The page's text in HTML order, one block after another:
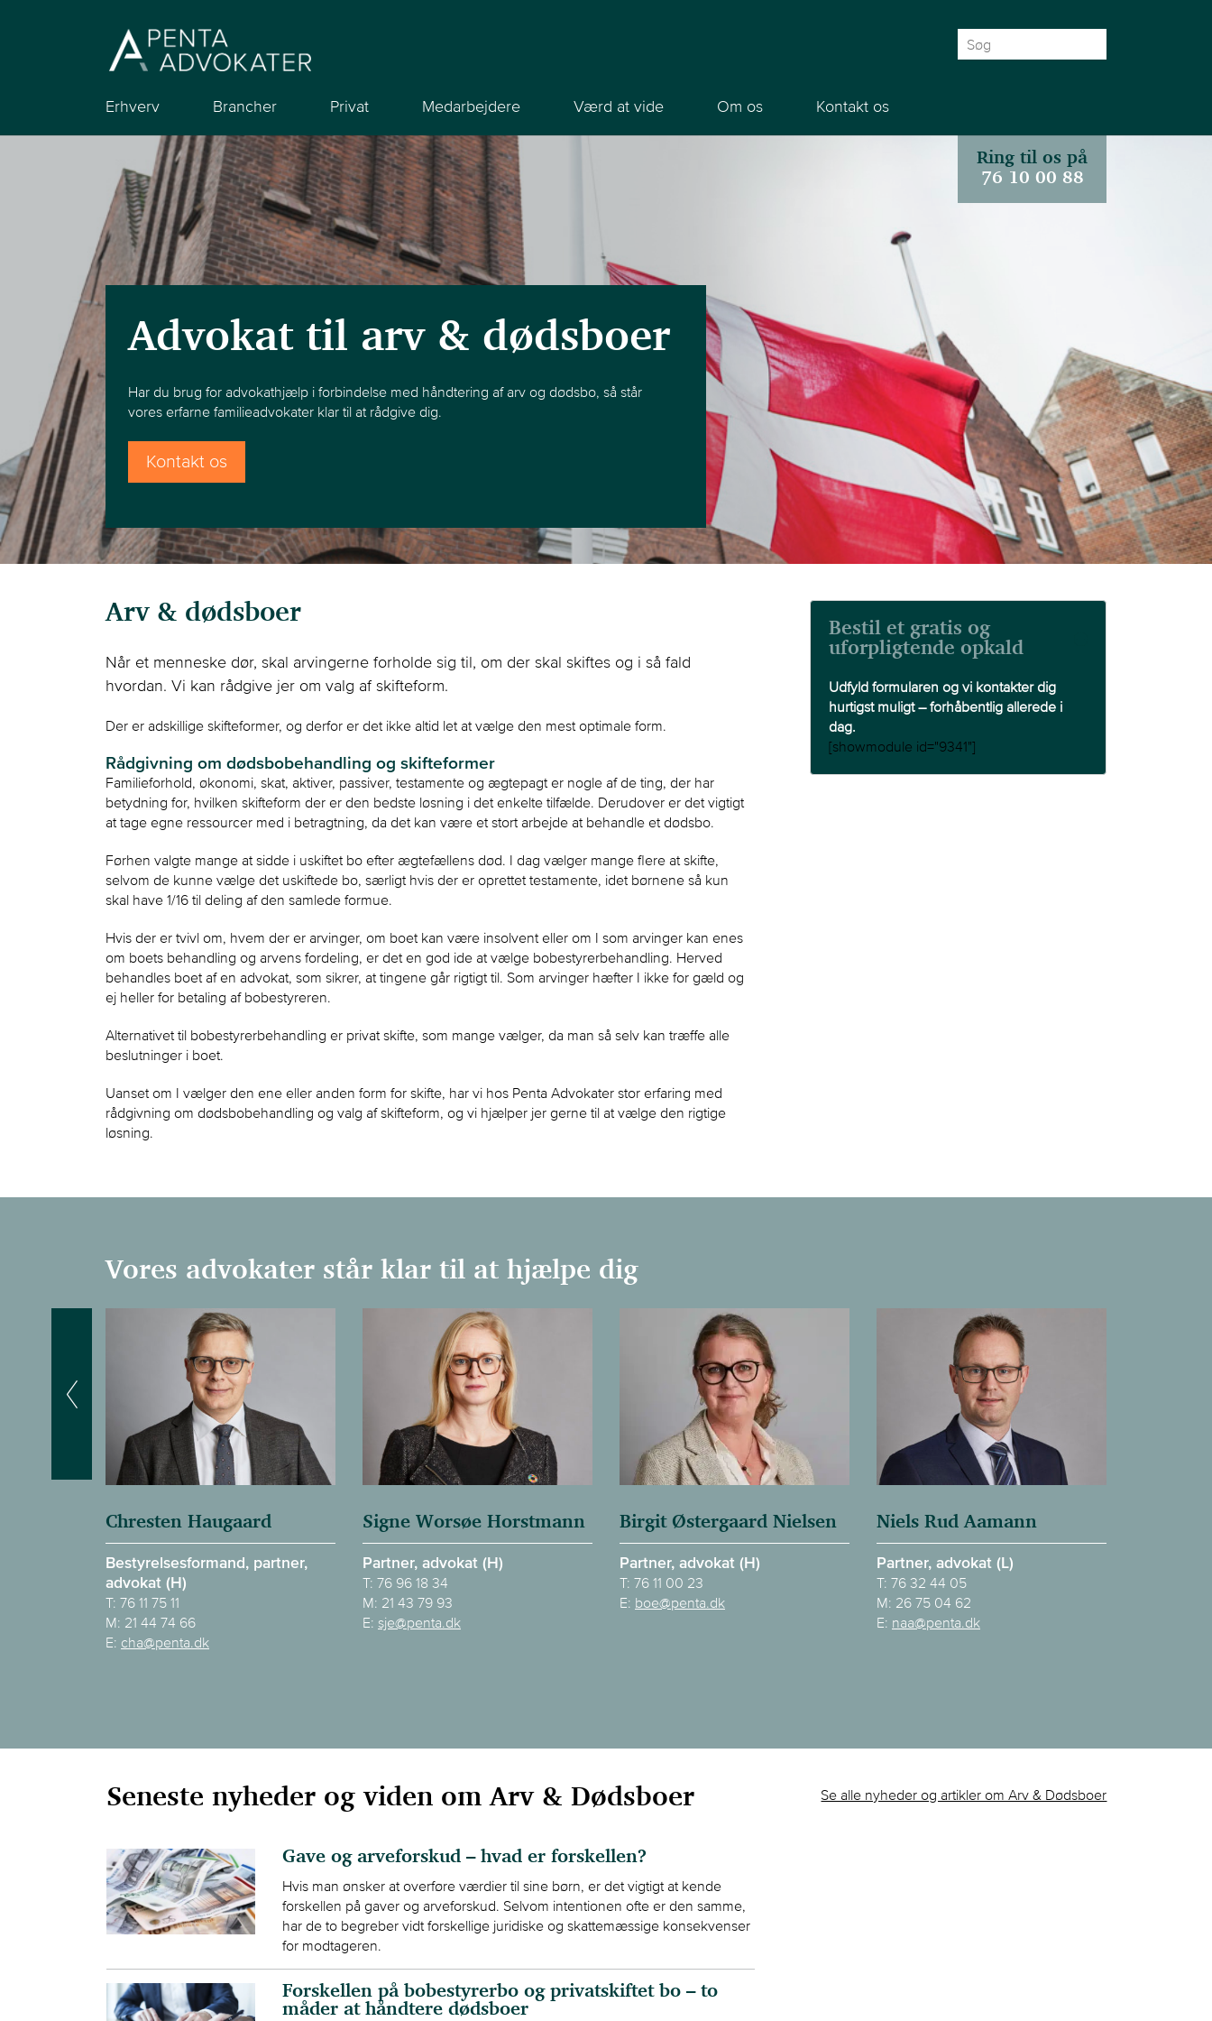
Erhverv Brancher Privat Medarbejdere Værd at vide Om os Kontakt os
efter:
Ring til os på
76 10 00 88
Advokat til arv & dødsboer
Har du brug for advokathjælp i forbindelse med håndtering af arv og dødsbo, så står
vores erfarne familieadvokater klar til at rådgive dig.
Kontakt os
Arv & dødsboer
Når et menneske dør, skal arvingerne forholde sig til, om der skal skiftes og i så fald
hvordan. Vi kan rådgive jer om valg af skifteform.
Der er adskillige skifteformer, og derfor er det ikke altid let at vælge den mest optimale form.
Rådgivning om dødsbobehandling og skifteformer
Familieforhold, økonomi, skat, aktiver, passiver, testamente og ægtepagt er nogle af de ting, der har
betydning for, hvilken skifteform der er den bedste løsning i det enkelte tilfælde. Derudover er det vigtigt
at tage egne ressourcer med i betragtning, da det kan være et stort arbejde at behandle et dødsbo.
Førhen valgte mange at sidde i uskiftet bo efter ægtefællens død. I dag vælger mange flere at skifte,
selvom de kunne vælge det uskiftede bo, særligt hvis der er oprettet testamente, idet børnene så kun
skal have 1/16 til deling af den samlede formue.
Hvis der er tvivl om, hvem der er arvinger, om boet kan være insolvent eller om I som arvinger kan enes
om boets behandling og arvens fordeling, er det en god ide at vælge bobestyrerbehandling. Herved
behandles boet af en advokat, som sikrer, at tingene går rigtigt til. Som arvinger hæfter I ikke for gæld og
ej heller for betaling af bobestyreren.
Alternativet til bobestyrerbehandling er privat skifte, som mange vælger, da man så selv kan træffe alle
beslutninger i boet.
Uanset om I vælger den ene eller anden form for skifte, har vi hos Penta Advokater stor erfaring med
rådgivning om dødsbobehandling og valg af skifteform, og vi hjælper jer gerne til at vælge den rigtige
løsning.
Bestil et gratis og
uforpligtende opkald
Udfyld formularen og vi kontakter dig
hurtigst muligt – forhåbentlig allerede i
dag.
[showmodule id="9341"]
Vores advokater står klar til at hjælpe dig
Chresten Haugaard
Bestyrelsesformand, partner,
advokat (H)
T: 76 11 75 11
M: 21 44 74 66
E: cha@penta.dk
Signe Worsøe Horstmann
Partner, advokat (H)
T: 76 96 18 34
M: 21 43 79 93
E: sje@penta.dk
Birgit Østergaard Nielsen
Partner, advokat (H)
T: 76 11 00 23
E: boe@penta.dk
Niels Rud Aamann
Partner, advokat (L)
T: 76 32 44 05
M: 26 75 04 62
E: naa@penta.dk
Seneste nyheder og viden om Arv & Dødsboer
Gave og arveforskud – hvad er forskellen?
Hvis man ønsker at overføre værdier til sine børn, er det vigtigt at kende
forskellen på gaver og arveforskud. Selvom intentionen ofte er den samme,
har de to begreber vidt forskellige juridiske og skattemæssige konsekvenser
for modtageren.
Forskellen på bobestyrerbo og privatskiftet bo – to
måder at håndtere dødsboer
Se alle nyheder og artikler om Arv & Dødsboer